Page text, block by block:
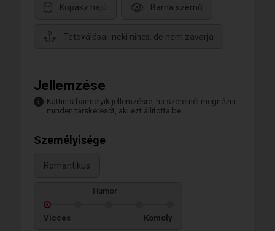
Kopasz hajú Barna szemű
Tetoválásai: neki nincs, de nem zavarja
Jellemzése
Kattints bármelyik jellemzésre, ha szeretnél megnézni
minden társkeresőt, aki ezt állította be.
Személyisége
Romantikus
Humor
Vicces Komoly